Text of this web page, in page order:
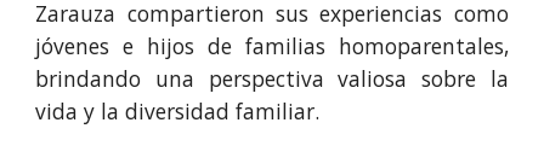
Zarauza compartieron sus experiencias como
jóvenes e hijos de familias homoparentales,
brindando una perspectiva valiosa sobre la
vida y la diversidad familiar.